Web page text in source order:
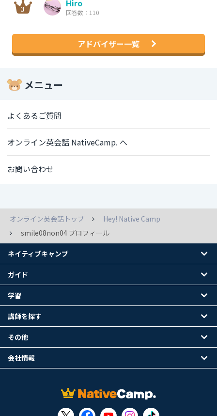
Hiro
回答数：110
アドバイザー一覧
メニュー
よくあるご質問
オンライン英会話 NativeCamp. へ
お問い合わせ
オンライン英会話トップ
Hey! Native Camp
smile08non04 プロフィール
ネイティブキャンプ
ガイド
学習
講師を探す
その他
会社情報